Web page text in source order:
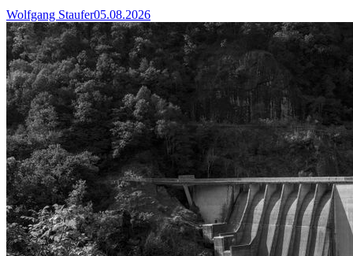
Wolfgang Staufer05.08.2026